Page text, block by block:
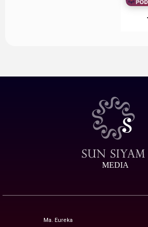
MEDIA
Ma. Eureka